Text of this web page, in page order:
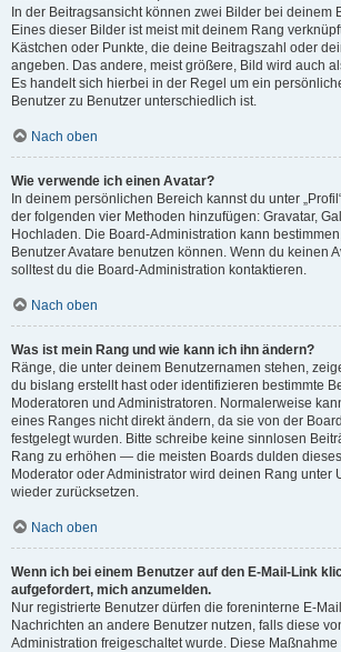
In der Beitragsansicht können zwei Bilder bei deinem
Eines dieser Bilder ist meist mit deinem Rang
Kästchen oder Punkte, die deine Beitragszahl oder
angeben. Das andere, meist größere, Bild wird auch
Es handelt sich hierbei in der Regel um ein
Benutzer zu Benutzer unterschiedlich ist.
Nach oben
Wie verwende ich einen Avatar?
In deinem persönlichen Bereich kannst du unter
der folgenden vier Methoden hinzufügen: Gravatar,
Hochladen. Die Board-Administration kann
Benutzer Avatare benutzen können. Wenn du keinen
solltest du die Board-Administration kontaktieren.
Nach oben
Was ist mein Rang und wie kann ich ihn ändern?
Ränge, die unter deinem Benutzernamen stehen,
du bislang erstellt hast oder identifizieren bestimmte
Moderatoren und Administratoren. Normalerweise
eines Ranges nicht direkt ändern, da sie von der
festgelegt wurden. Bitte schreibe keine sinnlosen
Rang zu erhöhen — die meisten Boards dulden
Moderator oder Administrator wird deinen Rang unter
wieder zurücksetzen.
Nach oben
Wenn ich bei einem Benutzer auf den E-Mail-Link
aufgefordert, mich anzumelden.
Nur registrierte Benutzer dürfen die foreninterne E-
Nachrichten an andere Benutzer nutzen, falls diese
Administration freigeschaltet wurde. Diese